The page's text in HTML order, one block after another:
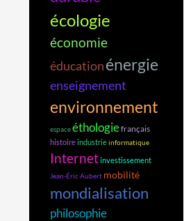
écologie
économie
éducationénergie
enseignement
environnement
espaceéthologiefrançais
histoireindustrieinformatique
Internetinvestissement
Jean-Éric Aubert mobilité
mondialisation
philosophie